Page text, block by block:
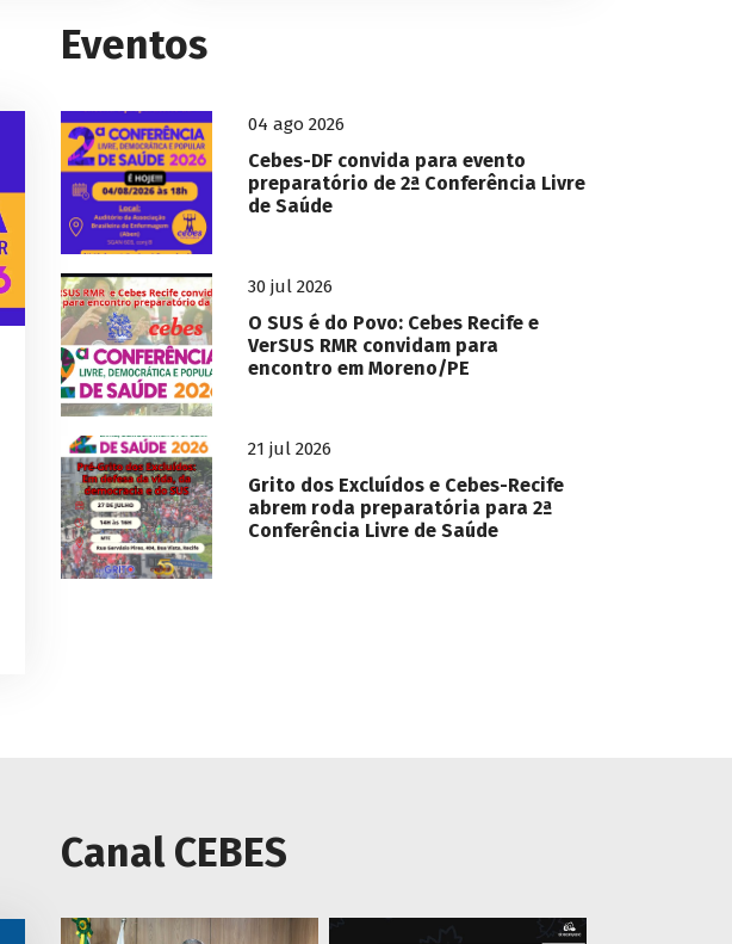
Eventos
04 ago 2026
Cebes-DF convida para evento
preparatório de 2ª Conferência Livre
de Saúde
30 jul 2026
O SUS é do Povo: Cebes Recife e
VerSUS RMR convidam para
encontro em Moreno/PE
21 jul 2026
Grito dos Excluídos e Cebes-Recife
abrem roda preparatória para 2ª
Conferência Livre de Saúde
Canal CEBES